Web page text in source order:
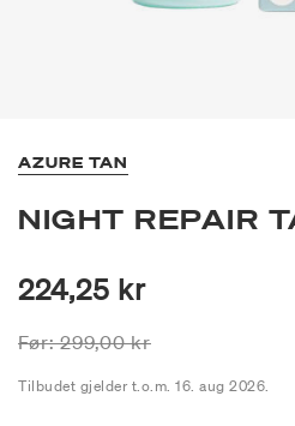
AZURE TAN
NIGHT REPAIR
224,25 kr
Prisen er nedsatt fra
Før:299,00 krtil
Tilbudet gjelder t.o.m. 16. aug 2026.